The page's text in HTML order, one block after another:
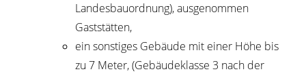
Landesbauordnung), ausgenommen
Gaststätten,
ein sonstiges Gebäude mit einer Höhe bis
zu 7 Meter, (Gebäudeklasse 3 nach der